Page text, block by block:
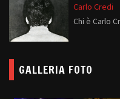
Carlo Credi
Chi è Carlo
GALLERIA FOTO